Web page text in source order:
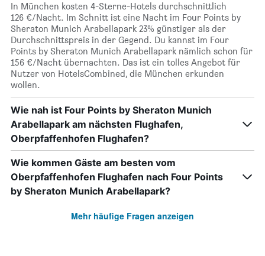
In München kosten 4-Sterne-Hotels durchschnittlich
126 €/Nacht. Im Schnitt ist eine Nacht im Four Points by
Sheraton Munich Arabellapark 23% günstiger als der
Durchschnittspreis in der Gegend. Du kannst im Four
Points by Sheraton Munich Arabellapark nämlich schon für
156 €/Nacht übernachten. Das ist ein tolles Angebot für
Nutzer von HotelsCombined, die München erkunden
wollen.
Wie nah ist Four Points by Sheraton Munich
Arabellapark am nächsten Flughafen,
Oberpfaffenhofen Flughafen?
Wie kommen Gäste am besten vom
Oberpfaffenhofen Flughafen nach Four Points
by Sheraton Munich Arabellapark?
Mehr häufige Fragen anzeigen